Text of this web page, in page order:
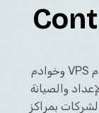
Contabo هو مزود استضافة رائد يقدم خوادم VPS وخوادم
والصيانة
بمراكز